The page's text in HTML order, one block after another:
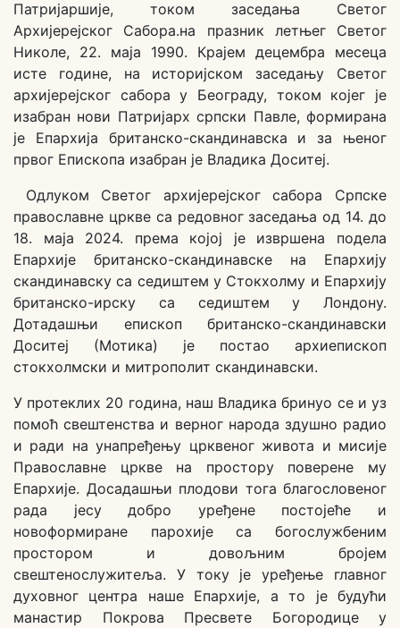
Патријаршије, током заседања Светог
Архијерејског Сабора.на празник летњег Светог
Николе, 22. маја 1990. Крајем децембра месеца
исте године, на историјском заседању Светог
архијерејског сабора у Београду, током којег је
изабран нови Патријарх српски Павле, формирана
је Епархија британско-скандинавска и за њеног
првог Епископа изабран је Владика Доситеј.
Одлуком Светог архијерејског сабора Српске
православне цркве са редовног заседања од 14. до
18. маја 2024. према којој је извршена подела
Епархије британско-скандинавске на Епархију
скандинавску са седиштем у Стокхолму и Епархију
британско-ирску са седиштем у Лондону.
Дотадашњи епископ британско-скандинавски
Доситеј (Мотика) је постао архиепископ
стокхолмски и митрополит скандинавски.
У протеклих 20 година, наш Владика бринуо се и уз
помоћ свештенства и верног народа здушно радио
и ради на унапређењу црквеног живота и мисије
Православне цркве на простору поверене му
Епархије. Досадашњи плодови тога благословеног
рада јесу добро уређене постојеће и
новоформиране парохије са богослужбеним
простором и довољним бројем
свештенослужитеља. У току је уређење главног
духовног центра наше Епархије, а то је будући
манастир Покрова Пресвете Богородице у